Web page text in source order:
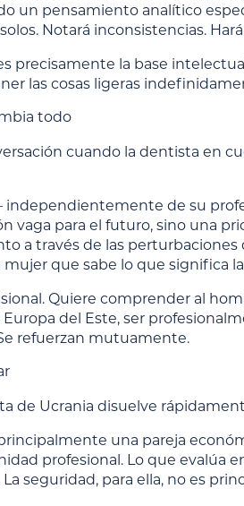
un pensamiento analítico
Notará inconsistencias.
precisamente la base
las cosas ligeras
todo
cuando la dentista en
independientemente de su
vaga para el futuro, sino una
a través de las
que sabe lo que significa
Quiere comprender al
del Este, ser
refuerzan mutuamente.
de Ucrania disuelve
una pareja
profesional. Lo que evalúa
seguridad, para ella, no es